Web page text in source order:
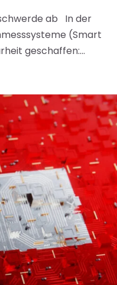
ab In der
(Smart
geschaffen:...